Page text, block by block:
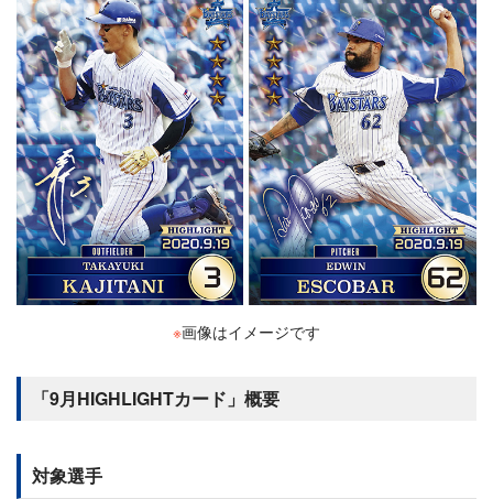
※画像はイメージです
「9月HIGHLIGHTカード」概要
対象選手